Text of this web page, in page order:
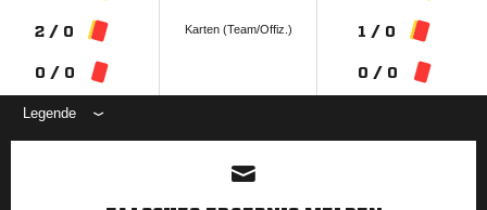
2 / 0
0 / 0
Karten (Team/Offiz.) 1 / 0
0 / 0
Legende
ANZEIGE